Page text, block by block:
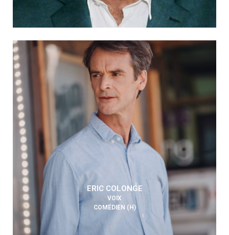
ERIC COLONGE
VOIX
COMÉDIEN (H)